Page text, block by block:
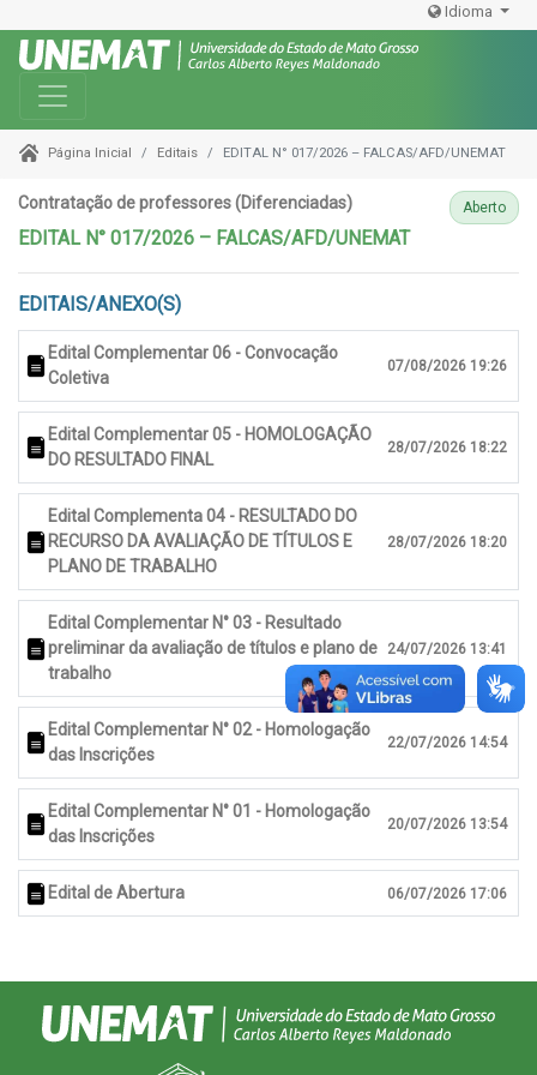
Idioma
Toggle navigation
Página Inicial Editais EDITAL N° 017/2026 – FALCAS/AFD/UNEMAT
Contratação de professores (Diferenciadas) Aberto
EDITAL N° 017/2026 – FALCAS/AFD/UNEMAT
EDITAIS/ANEXO(S)
Edital Complementar 06 - Convocação
Coletiva
07/08/2026 19:26
Edital Complementar 05 - HOMOLOGAÇÃO
DO RESULTADO FINAL
28/07/2026 18:22
Edital Complementa 04 - RESULTADO DO
RECURSO DA AVALIAÇÃO DE TÍTULOS E
PLANO DE TRABALHO
28/07/2026 18:20
Edital Complementar N° 03 - Resultado
preliminar da avaliação de títulos e plano de
trabalho
24/07/2026 13:41
Edital Complementar N° 02 - Homologação
das Inscrições
22/07/2026 14:54
Edital Complementar N° 01 - Homologação
das Inscrições
20/07/2026 13:54
Edital de Abertura 06/07/2026 17:06